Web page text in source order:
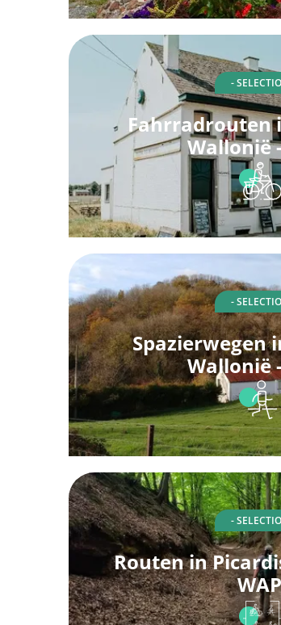
-
Fahrradrouten
Wallonië
-
Spazierwegen
Wallonië
-
Routen in